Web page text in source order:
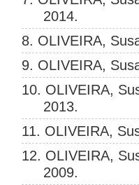
2014.
8. OLIVEIRA,
9. OLIVEIRA,
10. OLIVEIRA,
2013.
11. OLIVEIRA,
12. OLIVEIRA,
2009.